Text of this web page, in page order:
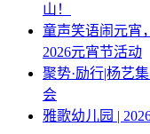
山！
童声笑语闹元宵
2026元宵节活动
聚势·励行|杨艺
会
雅歌幼儿园 |